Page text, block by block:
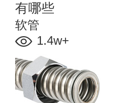
有哪些
软管
1.4w+